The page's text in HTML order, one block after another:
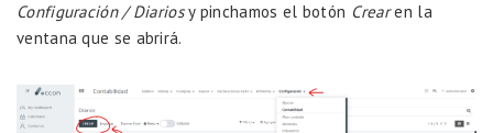
Configuración / Diariosy pinchamos el botón Crearen la
ventana que se abrirá.